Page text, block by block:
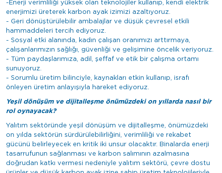
-Enerji verimliliği yüksek olan teknolojiler kullanıp, kendi elektrik
enerjimizi üreterek karbon ayak izimizi azaltıyoruz.
- Geri dönüştürülebilir ambalajlar ve düşük çevresel etkili
hammaddeleri tercih ediyoruz.
- Sosyal etki alanında, kadın çalışan oranımızı arttırmaya,
çalışanlarımızın sağlığı, güvenliği ve gelişimine öncelik veriyoruz.
- Tüm paydaşlarımıza, adil, şeffaf ve etik bir çalışma ortamı
sunuyoruz.
- Sorumlu üretim bilinciyle, kaynakları etkin kullanıp, israfı
önleyen üretim anlayışıyla hareket ediyoruz.
Yeşil dönüşüm ve dijitalleşme önümüzdeki on yıllarda nasıl bir
rol oynayacak?
Yalıtım sektöründe yeşil dönüşüm ve dijitalleşme, önümüzdeki
on yılda sektörün sürdürülebilirliğini, verimliliği ve rekabet
gücünü belirleyecek en kritik iki unsur olacaktır. Binalarda enerji
tasarrufunun sağlanması ve karbon salımının azalmasına
doğrudan katkı vermesi nedeniyle yalıtım sektörü, çevre dostu